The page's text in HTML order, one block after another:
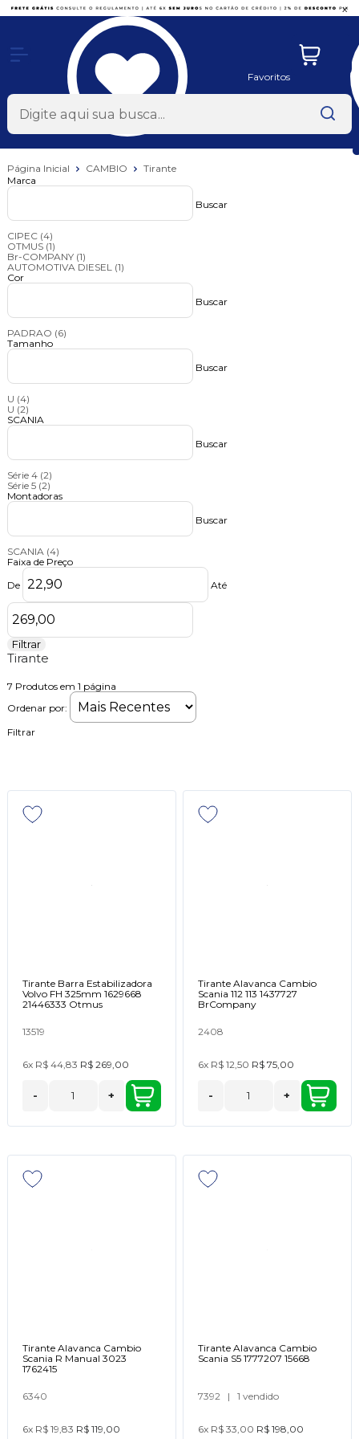
x
Favoritos
Página Inicial CAMBIO
Tirante
Marca
Buscar
CIPEC (4)
OTMUS (1)
Br-COMPANY (1)
AUTOMOTIVA DIESEL (1)
Cor
Buscar
PADRAO (6)
Tamanho
Buscar
U (4)
U (2)
SCANIA
Buscar
Série 4 (2)
Série 5 (2)
Montadoras
Buscar
SCANIA (4)
Faixa de Preço
De
Até
Filtrar
Tirante
7 Produtos em 1 página
Ordenar por:
Filtrar
Tirante Barra Estabilizadora
Volvo FH 325mm 1629668
21446333 Otmus
13519
6x R$ 44,83 R$ 269,00
- +
Tirante Alavanca Cambio
Scania 112 113 1437727
BrCompany
2408
6x R$ 12,50 R$ 75,00
- +
Tirante Alavanca Cambio
Scania R Manual 3023
1762415
6340
6x R$ 19,83 R$ 119,00
Tirante Alavanca Cambio
Scania S5 1777207 15668
7392 | 1 vendido
6x R$ 33,00 R$ 198,00